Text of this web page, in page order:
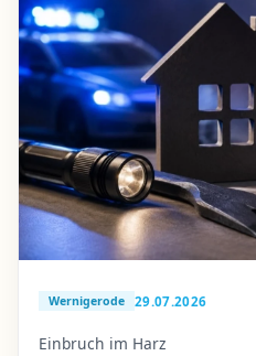
Wernigerode 29.07.2026
Einbruch im Harz